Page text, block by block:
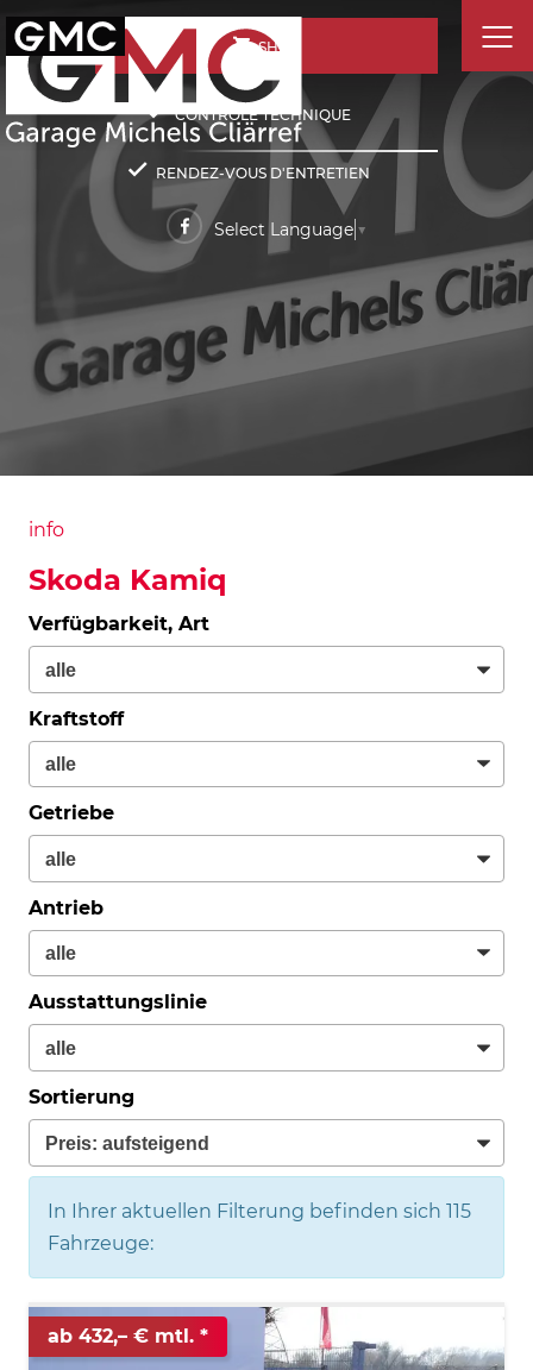
SHOP
CONTRÔLE TECHNIQUE
RENDEZ-VOUS D'ENTRETIEN
Select Language ▼
info
Skoda Kamiq
Verfügbarkeit, Art
Kraftstoff
Getriebe
Antrieb
Ausstattungslinie
Sortierung
In Ihrer aktuellen Filterung befinden sich 115
Fahrzeuge:
ab 432,– € mtl.